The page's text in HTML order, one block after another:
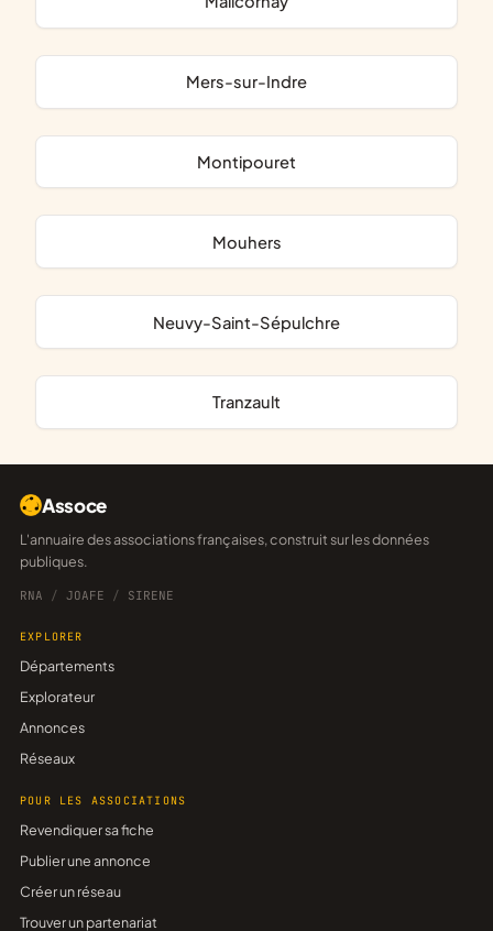
Mers-sur-Indre
Montipouret
Mouhers
Neuvy-Saint-Sépulchre
Tranzault
Assoce
L'annuaire des associations françaises, construit sur les données
publiques.
RNA / JOAFE / SIRENE
EXPLORER
Départements
Explorateur
Annonces
Réseaux
POUR LES ASSOCIATIONS
Revendiquer sa fiche
Publier une annonce
Créer un réseau
Trouver un partenariat